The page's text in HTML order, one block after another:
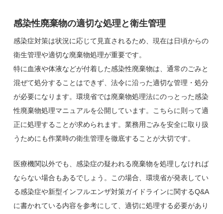
感染性廃棄物の適切な処理と衛生管理
感染症対策は状況に応じて見直されるため、現在は日頃からの
衛生管理や適切な廃棄物処理が重要です。
特に血液や体液などが付着した感染性廃棄物は、通常のごみと
混ぜて処分することはできず、法令に沿った適切な管理・処分
が必要になります。環境省では廃棄物処理法にのっとった感染
性廃棄物処理マニュアルを公開しています。こちらに則って適
正に処理することが求められます。業務用ごみを安全に取り扱
うためにも作業時の衛生管理を徹底することが大切です。
医療機関以外でも、感染症の疑われる廃棄物を処理しなければ
ならない場合もあるでしょう。この場合、環境省が発表してい
る感染症や新型インフルエンザ対策ガイドラインに関するQ&A
に書かれている内容を参考にして、適切に処理する必要があり